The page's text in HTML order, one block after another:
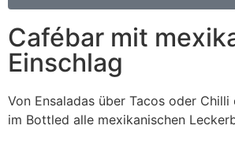
Cafébar mit
Einschlag
Von Ensaladas über Tacos oder
im Bottled alle mexikanischen